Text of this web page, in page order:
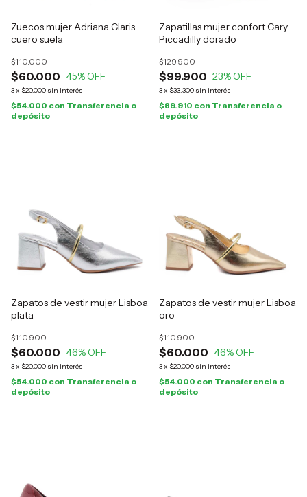
Zuecos mujer Adriana Claris
cuero suela
$60.000
$110.000
45% OFF
3x $20.000 sin interés
$54.000 con Transferencia o
depósito
Zapatillas mujer confort Cary
Piccadilly dorado
$99.900
$129.900
23% OFF
3x $33.300 sin interés
$89.910 con Transferencia o
depósito
Zapatos de vestir mujer Lisboa
plata
$60.000
$110.900
46% OFF
3x $20.000 sin interés
$54.000 con Transferencia o
depósito
Zapatos de vestir mujer Lisboa
oro
$60.000
$110.900
46% OFF
3x $20.000 sin interés
$54.000 con Transferencia o
depósito